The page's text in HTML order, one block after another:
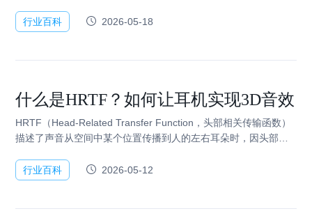
何让数据在复杂的互联网环境中，既…
行业百科 2026-05-18
什么是HRTF？如何让耳机实现3D音效
HRTF（Head-Related Transfer Function，头部相关传输函数）
描述了声音从空间中某个位置传播到人的左右耳朵时，因头部、
行业百科
2026-05-12